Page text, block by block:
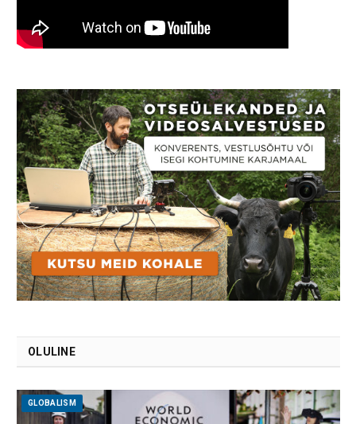
OLULINE
GLOBALISM